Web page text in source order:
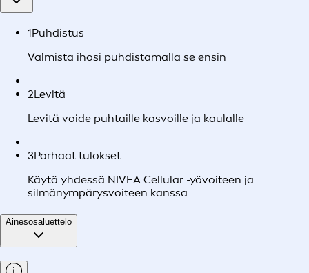
1Puhdistus
Valmista ihosi puhdistamalla se ensin
2Levitä
Levitä voide puhtaille kasvoille ja kaulalle
3Parhaat tulokset
Käytä yhdessä NIVEA Cellular -yövoiteen ja
silmänympärysvoiteen kanssa
Ainesosaluettelo